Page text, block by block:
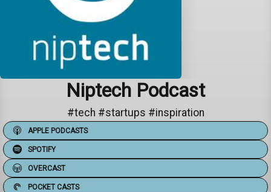
Niptech Podcast
#tech #startups #inspiration
APPLE PODCASTS
SPOTIFY
OVERCAST
POCKET CASTS